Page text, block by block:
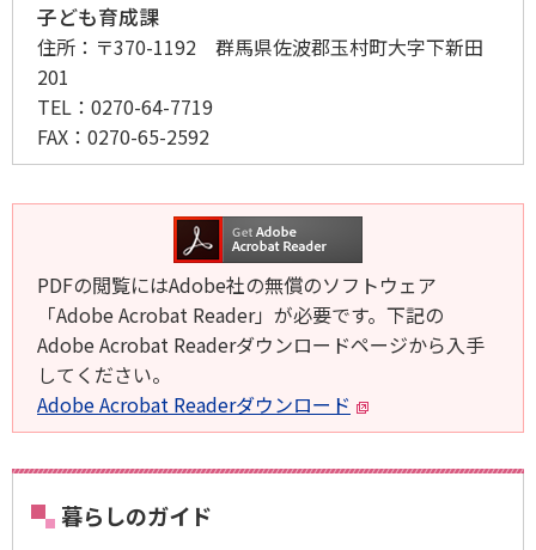
子ども育成課
住所： 〒370-1192 群馬県佐波郡玉村町大字下新田
201
TEL： 0270-64-7719
FAX： 0270-65-2592
PDFの閲覧にはAdobe社の無償のソフトウェア
「Adobe Acrobat Reader」が必要です。下記の
Adobe Acrobat Readerダウンロードページから入手
してください。
Adobe Acrobat Readerダウンロード
暮らしのガイド